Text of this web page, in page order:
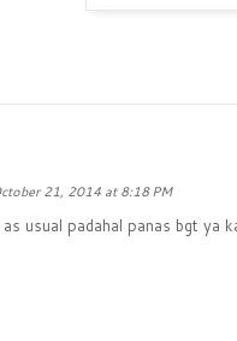
21, 2014 at 8:18 PM
usual padahal panas bgt ya